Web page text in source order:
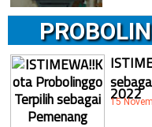
2022
15